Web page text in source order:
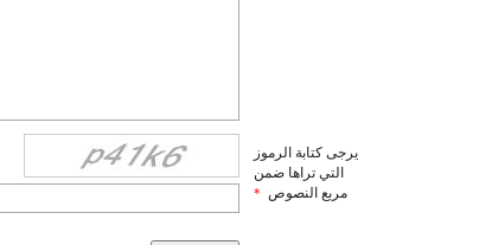
يرجى كتابة الرموز
التي تراها ضمن
مربع النصوص *